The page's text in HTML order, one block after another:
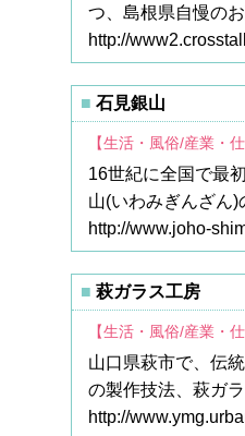
つ、島根県自慢の
http://
石見銀山
【生活・風俗/産業・
16世紀に全国で最
山(いわみぎんざん
http://www.joho-
萩ガラス工房
【生活・風俗/産業・
山口県萩市で、伝
の製作技法、萩ガ
http://